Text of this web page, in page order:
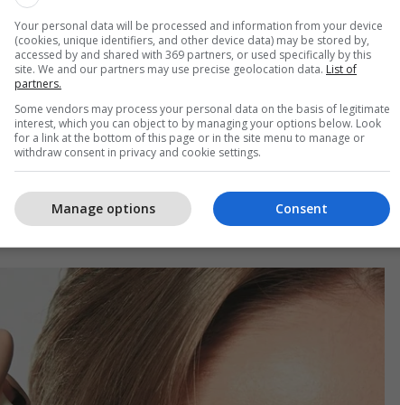
Nëse jo, mjafton një sasi sa madhësia e një
Kur përzihet me ujë, pastruesi zakonisht
sasi të mjaftueshme për pastrimin e plotë të
vështirë të përcaktohet sasia e saktë e tonikut
Në një pambuk pastrues vendosni disa pika, aq
jo të jetë i mbingarkuar me lëng.
Your personal data will be processed and information from your device
(cookies, unique identifiers, and other device data) may be stored by,
accessed by and shared with 369 partners, or used specifically by this
site. We and our partners may use precise geolocation data. List of
partners.
Some vendors may process your personal data on the basis of legitimate
interest, which you can object to by managing your options below. Look
for a link at the bottom of this page or in the site menu to manage or
withdraw consent in privacy and cookie settings.
Consent
Manage options